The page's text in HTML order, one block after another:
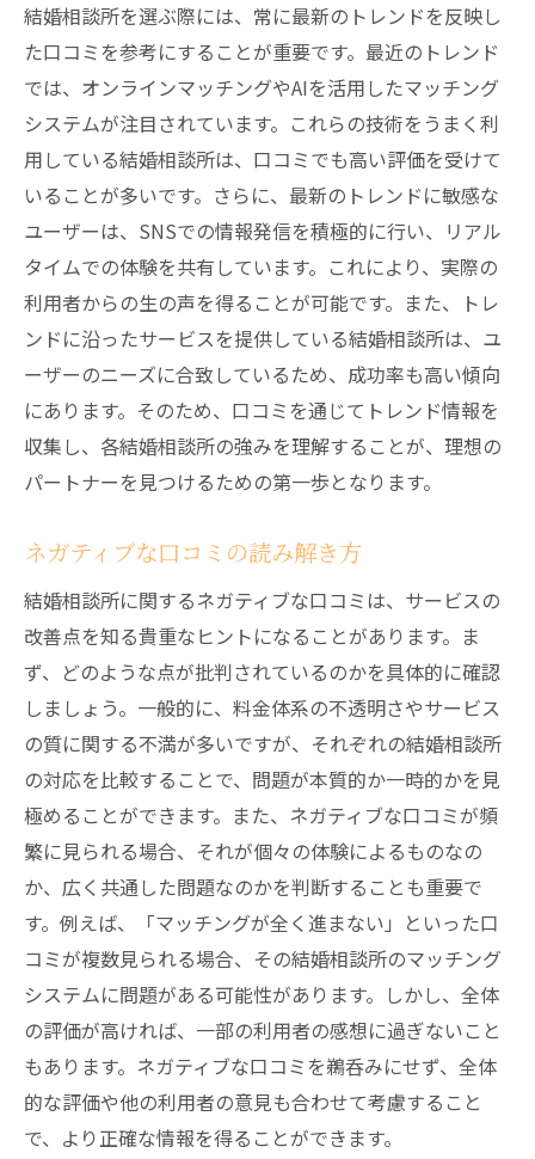
結婚相談所を選ぶ際には、常に最新のトレンドを反映し
た口コミを参考にすることが重要です。最近のトレンド
では、オンラインマッチングやAIを活用したマッチング
システムが注目されています。これらの技術をうまく利
用している結婚相談所は、口コミでも高い評価を受けて
いることが多いです。さらに、最新のトレンドに敏感な
ユーザーは、SNSでの情報発信を積極的に行い、リアル
タイムでの体験を共有しています。これにより、実際の
利用者からの生の声を得ることが可能です。また、トレ
ンドに沿ったサービスを提供している結婚相談所は、ユ
ーザーのニーズに合致しているため、成功率も高い傾向
にあります。そのため、口コミを通じてトレンド情報を
収集し、各結婚相談所の強みを理解することが、理想の
パートナーを見つけるための第一歩となります。
ネガティブな口コミの読み解き方
結婚相談所に関するネガティブな口コミは、サービスの
改善点を知る貴重なヒントになることがあります。ま
ず、どのような点が批判されているのかを具体的に確認
しましょう。一般的に、料金体系の不透明さやサービス
の質に関する不満が多いですが、それぞれの結婚相談所
の対応を比較することで、問題が本質的か一時的かを見
極めることができます。また、ネガティブな口コミが頻
繁に見られる場合、それが個々の体験によるものなの
か、広く共通した問題なのかを判断することも重要で
す。例えば、「マッチングが全く進まない」といった口
コミが複数見られる場合、その結婚相談所のマッチング
システムに問題がある可能性があります。しかし、全体
の評価が高ければ、一部の利用者の感想に過ぎないこと
もあります。ネガティブな口コミを鵜呑みにせず、全体
的な評価や他の利用者の意見も合わせて考慮すること
で、より正確な情報を得ることができます。